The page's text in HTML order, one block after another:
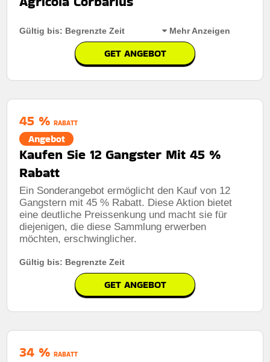
Bedingungen:Weitere Informationen finden Sie in den
Nutzungsbedingungen auf der Website des Händlers.
Gültig bis: Begrenzte Zeit Mehr Anzeigen
GET ANGEBOT
Mindestkaufbetrag:
Berechtigung:
Art des Angebots:Zeitlich begrenztes angebot
Bedingungen:Weitere Informationen finden Sie in den
Nutzungsbedingungen auf der Website des Händlers.
45 % RABATT
Angebot
Kaufen Sie 12 Gangster Mit 45 %
Rabatt
Ein Sonderangebot ermöglicht den Kauf von 12
Gangstern mit 45 % Rabatt. Diese Aktion bietet
eine deutliche Preissenkung und macht sie für
diejenigen, die diese Sammlung erwerben
möchten, erschwinglicher.
Gültig bis: Begrenzte Zeit
GET ANGEBOT
34 % RABATT